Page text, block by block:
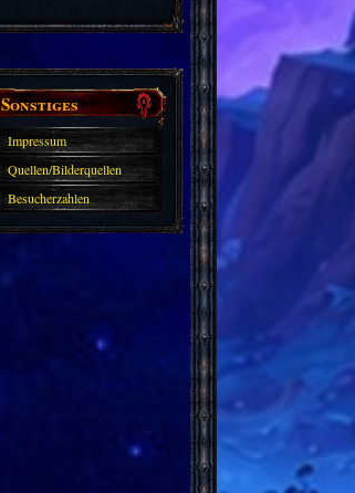
Sonstiges
Impressum
Quellen/Bilderquellen
Besucherzahlen